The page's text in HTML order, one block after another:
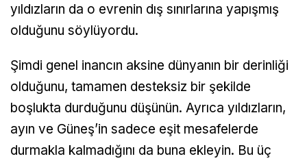
yıldızların da o evrenin dış sınırlarına yapışmış
olduğunu söylüyordu.
Şimdi genel inancın aksine dünyanın bir derinliği
olduğunu, tamamen desteksiz bir şekilde
boşlukta durduğunu düşünün. Ayrıca yıldızların,
ayın ve Güneş’in sadece eşit mesafelerde
durmakla kalmadığını da buna ekleyin. Bu üç